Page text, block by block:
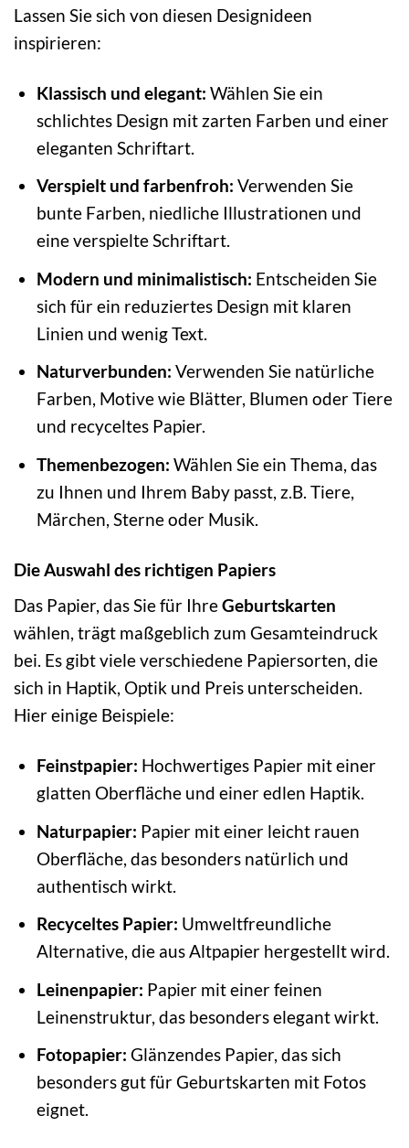
Lassen Sie sich von diesen Designideen
inspirieren:
Klassisch und elegant: Wählen Sie ein
schlichtes Design mit zarten Farben und einer
eleganten Schriftart.
Verspielt und farbenfroh: Verwenden Sie
bunte Farben, niedliche Illustrationen und
eine verspielte Schriftart.
Modern und minimalistisch: Entscheiden Sie
sich für ein reduziertes Design mit klaren
Linien und wenig Text.
Naturverbunden: Verwenden Sie natürliche
Farben, Motive wie Blätter, Blumen oder Tiere
und recyceltes Papier.
Themenbezogen: Wählen Sie ein Thema, das
zu Ihnen und Ihrem Baby passt, z.B. Tiere,
Märchen, Sterne oder Musik.
Die Auswahl des richtigen Papiers
Das Papier, das Sie für IhreGeburtskarten
wählen, trägt maßgeblich zum Gesamteindruck
bei. Es gibt viele verschiedene Papiersorten, die
sich in Haptik, Optik und Preis unterscheiden.
Hier einige Beispiele:
Feinstpapier: Hochwertiges Papier mit einer
glatten Oberfläche und einer edlen Haptik.
Naturpapier: Papier mit einer leicht rauen
Oberfläche, das besonders natürlich und
authentisch wirkt.
Recyceltes Papier: Umweltfreundliche
Alternative, die aus Altpapier hergestellt wird.
Leinenpapier: Papier mit einer feinen
Leinenstruktur, das besonders elegant wirkt.
Fotopapier: Glänzendes Papier, das sich
besonders gut für Geburtskarten mit Fotos
eignet.